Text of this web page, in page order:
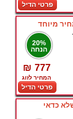
פרטי הדיל
מיוחד
20%
הנחה
₪ 777
המחיר לזוג
פרטי הדיל
כדאי